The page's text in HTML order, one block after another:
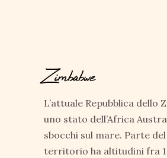
Zimbabwe
L’attuale Repubblica dello
uno stato dell’Africa
sbocchi sul mare. Parte del
territorio ha altitudini fra